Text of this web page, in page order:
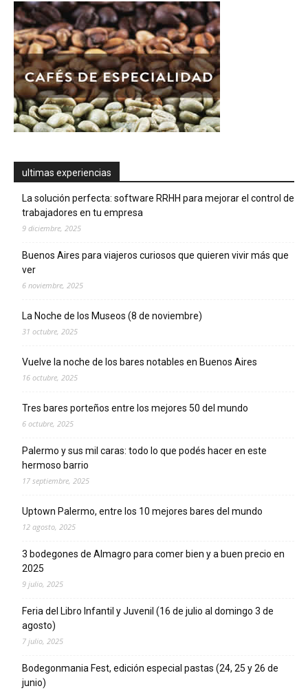
ultimas experiencias
La solución perfecta: software RRHH para mejorar el control de
trabajadores en tu empresa
9 diciembre, 2025
Buenos Aires para viajeros curiosos que quieren vivir más que
ver
6 noviembre, 2025
La Noche de los Museos (8 de noviembre)
31 octubre, 2025
Vuelve la noche de los bares notables en Buenos Aires
16 octubre, 2025
Tres bares porteños entre los mejores 50 del mundo
6 octubre, 2025
Palermo y sus mil caras: todo lo que podés hacer en este
hermoso barrio
17 septiembre, 2025
Uptown Palermo, entre los 10 mejores bares del mundo
12 agosto, 2025
3 bodegones de Almagro para comer bien y a buen precio en
2025
9 julio, 2025
Feria del Libro Infantil y Juvenil (16 de julio al domingo 3 de
agosto)
7 julio, 2025
Bodegonmania Fest, edición especial pastas (24, 25 y 26 de
junio)